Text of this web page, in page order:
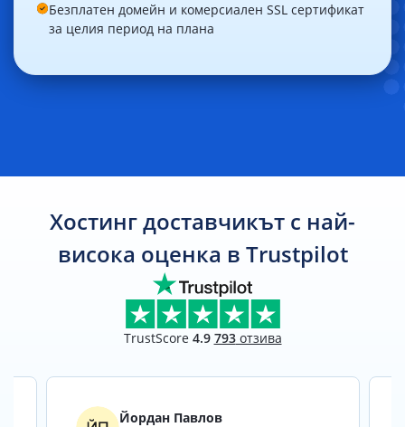
Безплатен домейн и комерсиален SSL сертификат
за целия период на плана
Хостинг доставчикът с най-
висока оценка в Trustpilot
TrustScore 4.9 793отзива
Йордан Павлов